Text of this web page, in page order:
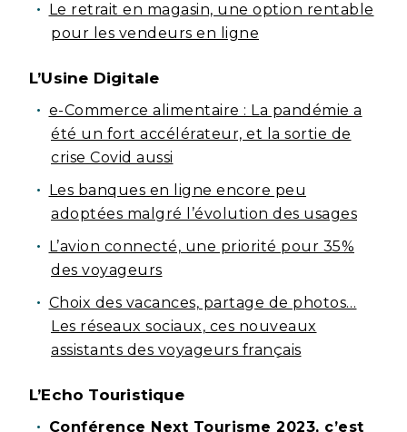
Le retrait en magasin, une option rentable
pour les vendeurs en ligne
L’Usine Digitale
e-Commerce alimentaire : La pandémie a
été un fort accélérateur, et la sortie de
crise Covid aussi
Les banques en ligne encore peu
adoptées malgré l’évolution des usages
L’avion connecté, une priorité pour 35%
des voyageurs
Choix des vacances, partage de photos…
Les réseaux sociaux, ces nouveaux
assistants des voyageurs français
L’Echo Touristique
Conférence Next Tourisme 2023, c’est